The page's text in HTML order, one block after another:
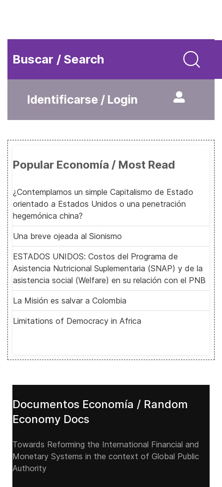
Buscar / Search
Identificarse / Login
Popular Economía / Most Read
¿Contemplamos un simple Capitalismo de Estado
orientado a Estados Unidos o una penetración
hegemónica china?
Una breve ojeada al Sionismo
ESTADOS UNIDOS: Costos del Programa de
Asistencia Nutricional Suplementaria (SNAP) y de la
asistencia social (Welfare) en su relación con el PNB
La Misión es salvar a Colombia
Limitations of Democracy in Africa
Documentos Economía / Random
Economy Docs
Towards Reforming the International Financial and
Monetary Systems in the context of Global Public
Authority